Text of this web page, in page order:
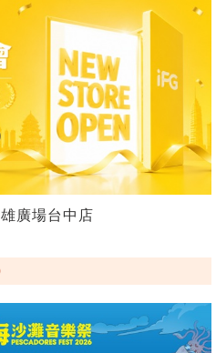
廣場台中店